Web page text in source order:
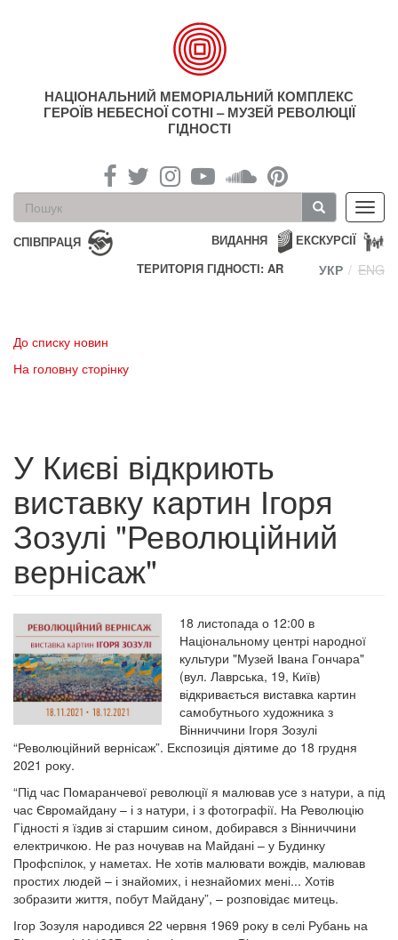
НАЦІОНАЛЬНИЙ МЕМОРІАЛЬНИЙ КОМПЛЕКС
ГЕРОЇВ НЕБЕСНОЇ СОТНІ – МУЗЕЙ РЕВОЛЮЦІЇ
ГІДНОСТІ
Пошукова
форма
Пошук
СПІВПРАЦЯ ЕКСКУРСІЇ
ВИДАННЯ
ТЕРИТОРІЯ ГІДНОСТІ: AR
УКР ENG
До списку новин
На головну сторінку
У Києві відкриють
виставку картин Ігоря
Зозулі "Революційний
вернісаж"
18 листопада о 12:00 в
Національному центрі народної
культури "Музей Івана Гончара"
(вул. Лаврська, 19, Київ)
відкривається виставка картин
самобутнього художника з
Вінниччини Ігоря Зозулі
“Революційний вернісаж”. Експозиція діятиме до 18 грудня
2021 року.
“Під час Помаранчевої революції я малював усе з натури, а під
час Євромайдану – і з натури, і з фотографії. На Революцію
Гідності я їздив зі старшим сином, добирався з Вінниччини
електричкою. Не раз ночував на Майдані – у Будинку
Профспілок, у наметах. Не хотів малювати вождів, малював
простих людей – і знайомих, і незнайомих мені... Хотів
зобразити життя, побут Майдану”, – розповідає митець.
Ігор Зозуля народився 22 червня 1969 року в селі Рубань на